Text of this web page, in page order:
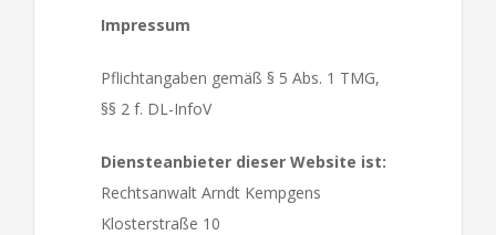
Impressum
Pflichtangaben gemäß § 5 Abs. 1 TMG,
§§ 2 f. DL-InfoV
Diensteanbieter dieser Website ist:
Rechtsanwalt Arndt Kempgens
Klosterstraße 10